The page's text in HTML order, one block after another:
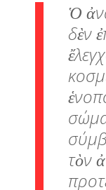
Ὁ
δὲν
τὸν